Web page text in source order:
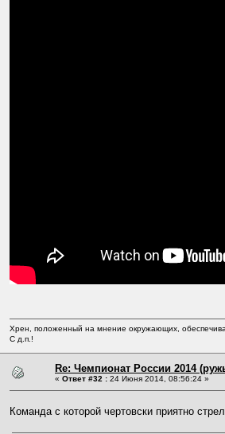
Хрен, положенный на мнение окружающих,
С д.п.!
Re: Чемпионат России 2014
« Ответ #32 : 24 Июня 2014, 08:56:24 »
Команда с которой чертовски приятно